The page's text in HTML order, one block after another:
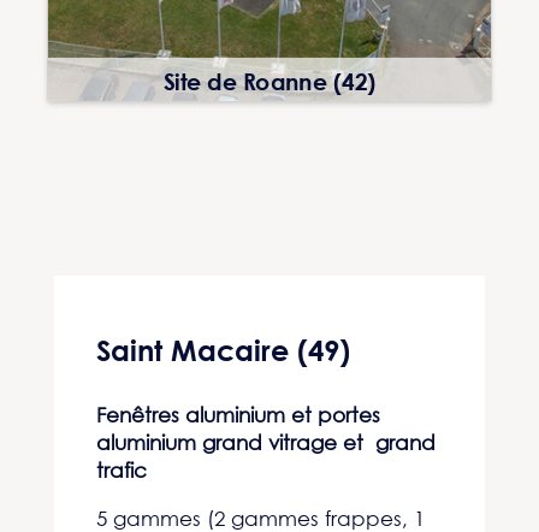
Site de Roanne (42)
Saint Macaire (49)
Fenêtres aluminium et portes
aluminium grand vitrage et grand
trafic
5 gammes (2 gammes frappes, 1